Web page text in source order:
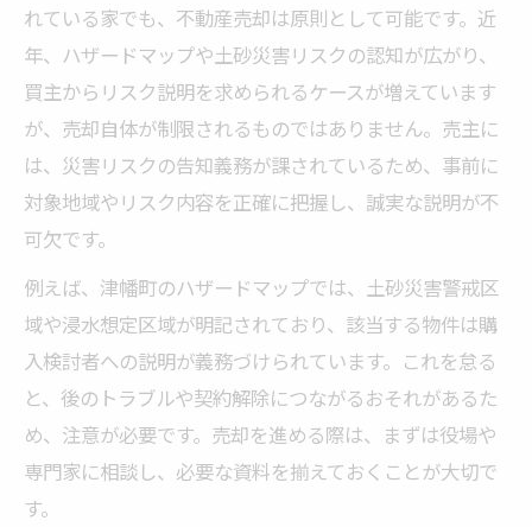
れている家でも、不動産売却は原則として可能です。近
年、ハザードマップや土砂災害リスクの認知が広がり、
買主からリスク説明を求められるケースが増えています
が、売却自体が制限されるものではありません。売主に
は、災害リスクの告知義務が課されているため、事前に
対象地域やリスク内容を正確に把握し、誠実な説明が不
可欠です。
例えば、津幡町のハザードマップでは、土砂災害警戒区
域や浸水想定区域が明記されており、該当する物件は購
入検討者への説明が義務づけられています。これを怠る
と、後のトラブルや契約解除につながるおそれがあるた
め、注意が必要です。売却を進める際は、まずは役場や
専門家に相談し、必要な資料を揃えておくことが大切で
す。